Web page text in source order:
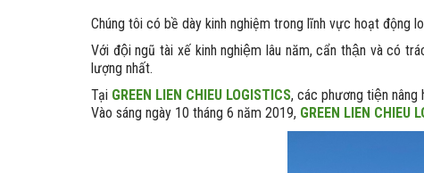
Chúng tôi có bề dày kinh nghiệm trong lĩnh vực hoạt động
Với đội ngũ tài xế kinh nghiệm lâu năm, cẩn thận và có
lượng nhất.
Tại GREEN LIEN CHIEU LOGISTICS, các phương tiện nâng
Vào sáng ngày 10 tháng 6 năm 2019, GREEN LIEN CHIEU